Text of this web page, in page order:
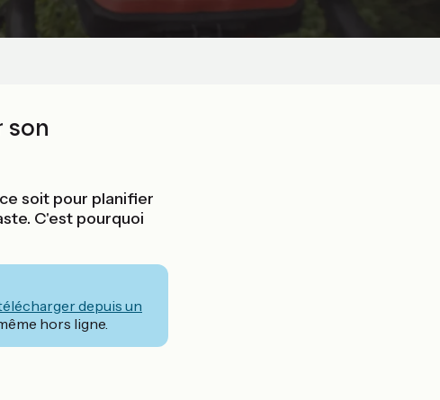
son
soit pour planifier
C'est pourquoi
depuis un
hors ligne.